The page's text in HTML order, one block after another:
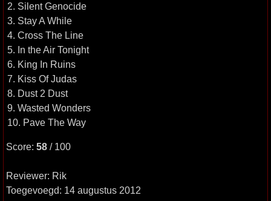
2. Silent Genocide
3. Stay A While
4. Cross The Line
5. In the Air Tonight
6. King In Ruins
7. Kiss Of Judas
8. Dust 2 Dust
9. Wasted Wonders
10. Pave The Way
Score: 58 / 100
Reviewer: Rik
Toegevoegd: 14 augustus 2012